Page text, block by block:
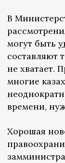
В
могут быть
составляют
не хватает.
многие
времени,
Хорошая